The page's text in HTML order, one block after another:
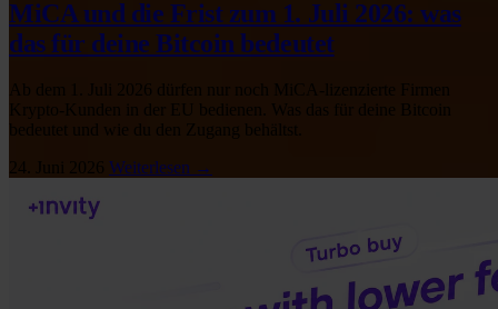
MiCA und die Frist zum 1. Juli 2026: was
das für deine Bitcoin bedeutet
Ab dem 1. Juli 2026 dürfen nur noch MiCA-lizenzierte Firmen
Krypto-Kunden in der EU bedienen. Was das für deine Bitcoin
bedeutet und wie du den Zugang behältst.
24. Juni 2026 Weiterlesen →